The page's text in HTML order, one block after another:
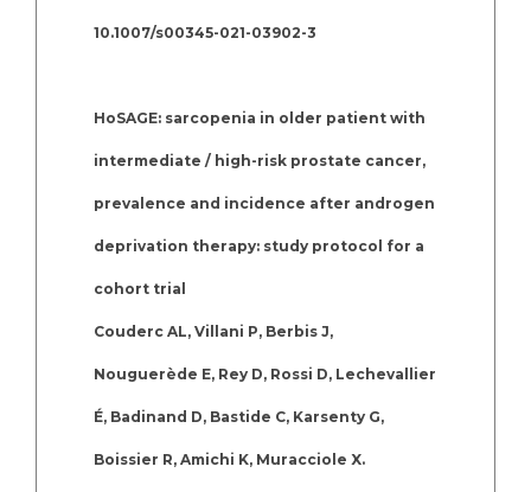
10.1007/s00345-021-03902-3
HoSAGE: sarcopenia in older patient with
intermediate / high-risk prostate cancer,
prevalence and incidence after androgen
deprivation therapy: study protocol for a
cohort trial
Couderc AL, Villani P, Berbis J,
Nouguerède E, Rey D, Rossi D, Lechevallier
É, Badinand D, Bastide C, Karsenty G,
Boissier R, Amichi K, Muracciole X.